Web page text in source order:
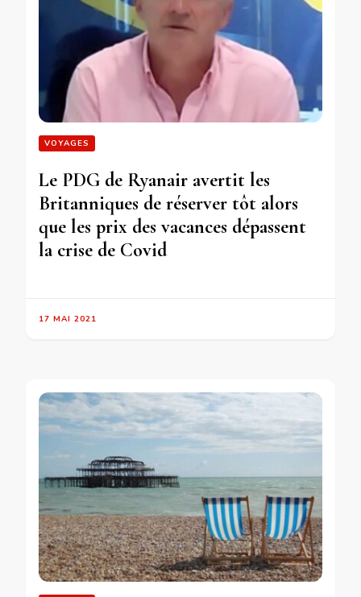
VOYAGES
Le PDG de Ryanair avertit les
Britanniques de réserver tôt alors
que les prix des vacances dépassent
la crise de Covid
17 MAI 2021